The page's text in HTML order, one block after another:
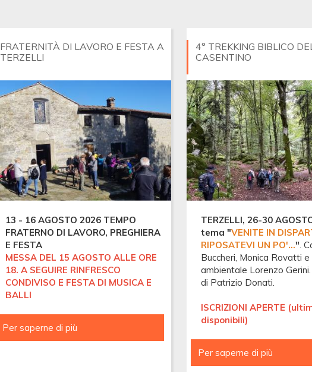
FRATERNITÀ DI LAVORO E FESTA A
TERZELLI
13 - 16 AGOSTO 2026 TEMPO
FRATERNO DI LAVORO, PREGHIERA
E FESTA
MESSA DEL 15 AGOSTO ALLE ORE
18. A SEGUIRE RINFRESCO
CONDIVISO E FESTA DI MUSICA E
BALLI
Per saperne di più
DI
4° TREKKING BIBLICO
CASENTINO
TERZELLI, 26-30
tema "VENITE IN
RIPOSATEVI UN PO'...".
Buccheri, Monica Rovatti e
ambientale Lorenzo
di Patrizio Donati.
ISCRIZIONI APERTE
disponibili)
Per saperne di più